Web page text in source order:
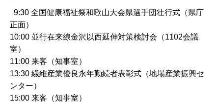
9:30 全国健康福祉祭和歌山大会県選手団壮行式（県庁
正面）
10:00 並行在来線金沢以西延伸対策検討会（1102会議
室）
11:00 来客（知事室）
13:30 繊維産業優良永年勤続者表彰式（地場産業振興セ
ンター）
15:00 来客（知事室）